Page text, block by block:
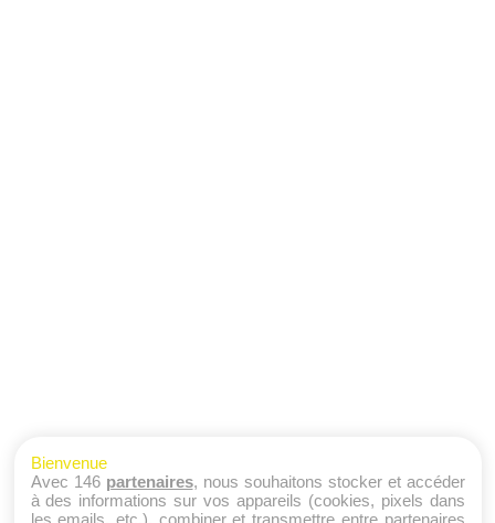
Bienvenue
Avec 146 partenaires, nous souhaitons stocker et accéder
à des informations sur vos appareils (cookies, pixels dans
les emails, etc.), combiner et transmettre entre partenaires